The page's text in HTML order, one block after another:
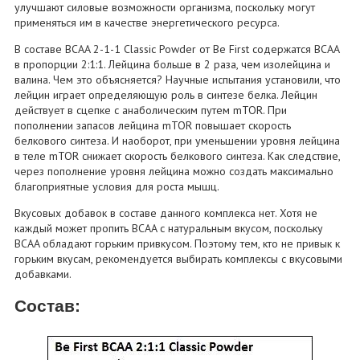
улучшают силовые возможности организма, поскольку могут
применяться им в качестве энергетического ресурса.
В составе BCAA 2-1-1 Classic Powder от Be First содержатся BCAA
в пропорции 2:1:1. Лейцина больше в 2 раза, чем изолейцина и
валина. Чем это объясняется? Научные испытания установили, что
лейцин играет определяющую роль в синтезе белка. Лейцин
действует в сцепке с анаболическим путем mTOR. При
пополнении запасов лейцина mTOR повышает скорость
белкового синтеза. И наоборот, при уменьшении уровня лейцина
в теле mTOR снижает скорость белкового синтеза. Как следствие,
через пополнение уровня лейцина можно создать максимально
благоприятные условия для роста мышц.
Вкусовых добавок в составе данного комплекса нет. Хотя не
каждый может пропить BCAA с натуральным вкусом, поскольку
BCAA обладают горьким привкусом. Поэтому тем, кто не привык к
горьким вкусам, рекомендуется выбирать комплексы с вкусовыми
добавками.
Состав: